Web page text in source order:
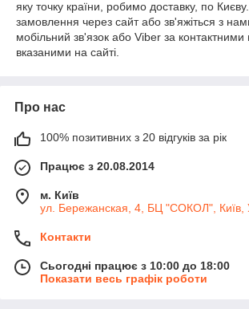
яку точку країни, робимо доставку, по
замовлення через сайт або зв'яжіться з
мобільний зв'язок або Viber за
вказаними на сайті.
Про нас
100% позитивних з 20 відгуків за рік
Працює з 20.08.2014
м. Київ
ул. Бережанская, 4, БЦ "СОКОЛ", Київ,
Контакти
Сьогодні працює з 10:00 до 18:00
Показати весь графік роботи